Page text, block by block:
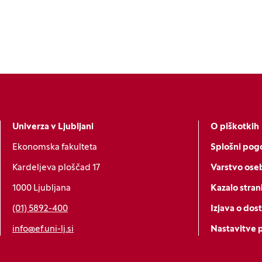
Univerza v Ljubljani
Ekonomska fakulteta
Kardeljeva ploščad 17
1000 Ljubljana
(01) 5892-400
info@ef.uni-lj.si
O piškotkih
Splošni
Varstvo
Kazalo
Izjava o
Nastavitve